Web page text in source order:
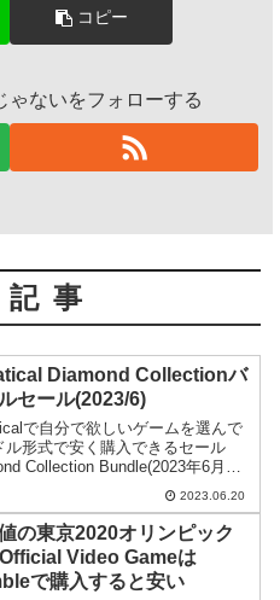
コピー
ゃないをフォローする
事
Diamond Collectionバ
セール(2023/6)
で自分で欲しいゲームを選んで
ル形式で安く購入できるセール
Collection Bundle(2023年6月度)
ート。前回3月開催分より値段は上
しまいましたが内容は良さ気で
2023.06.20
の東京2020オリンピック
Video Gameは
で購入すると安い